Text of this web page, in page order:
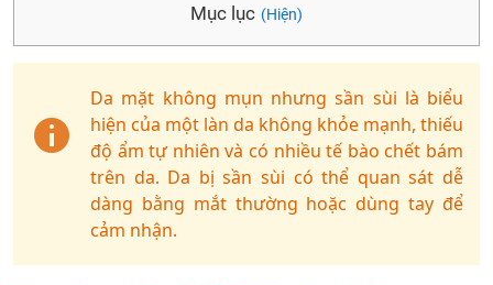
Mục lục (Hiện)
Da mặt không mụn nhưng sần sùi là biểu
hiện của một làn da không khỏe mạnh, thiếu
độ ẩm tự nhiên và có nhiều tế bào chết bám
trên da. Da bị sần sùi có thể quan sát dễ
dàng bằng mắt thường hoặc dùng tay để
cảm nhận.